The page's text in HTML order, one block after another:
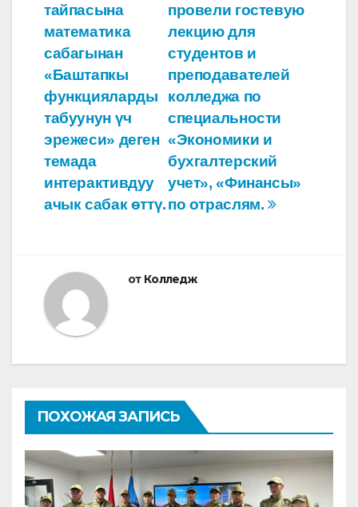
провели гостевую
лекцию для
студентов и
преподавателей
колледжа по
специальности
«Экономики и
бухгалтерский
учет», «Финансы»
по отраслям.
тайпасына
математика
сабагынан
«Баштапкы
функцияларды
табуунун үч
эрежеси» деген
темада
интерактивдуу
ачык сабак өттү.
от Колледж
ПОХОЖАЯ ЗАПИСЬ